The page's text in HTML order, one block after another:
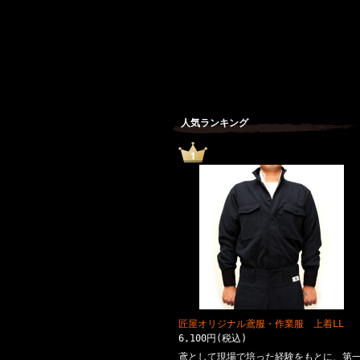
人気ランキング
匠屋オリジナル鳶服・作業服 上着LL
6,100円(税込)
鳶として現場で培った経験をもとに、第